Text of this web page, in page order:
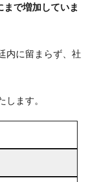
で増加していま
内に留まらず、社
ます。